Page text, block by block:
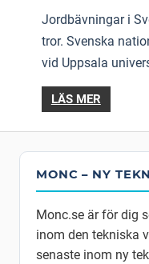
Jordbävningar i
tror. Svenska
vid Uppsala
LÄS MER
MONC – NY
Monc.se är för dig
inom den tekniska
senaste inom ny